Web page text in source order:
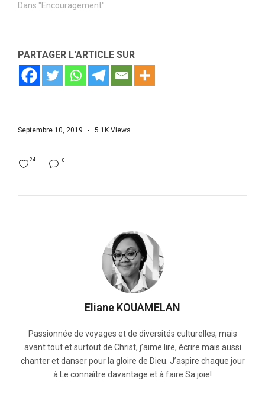
Dans "Encouragement"
PARTAGER L'ARTICLE SUR
Septembre 10, 2019 5.1K Views
0
24
Eliane KOUAMELAN
Passionnée de voyages et de diversités culturelles, mais
avant tout et surtout de Christ, j’aime lire, écrire mais aussi
chanter et danser pour la gloire de Dieu. J’aspire chaque jour
à Le connaître davantage et à faire Sa joie!